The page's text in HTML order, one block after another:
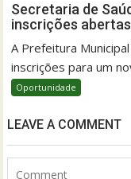
Secretaria de
inscrições
A Prefeitura
inscrições para um
Oportunidade
LEAVE A COMMENT